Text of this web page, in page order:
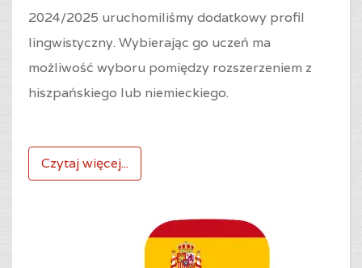
2024/2025 uruchomiliśmy dodatkowy profil
lingwistyczny. Wybierając go uczeń ma
możliwość wyboru pomiędzy rozszerzeniem z
hiszpańskiego lub niemieckiego.
Czytaj więcej...